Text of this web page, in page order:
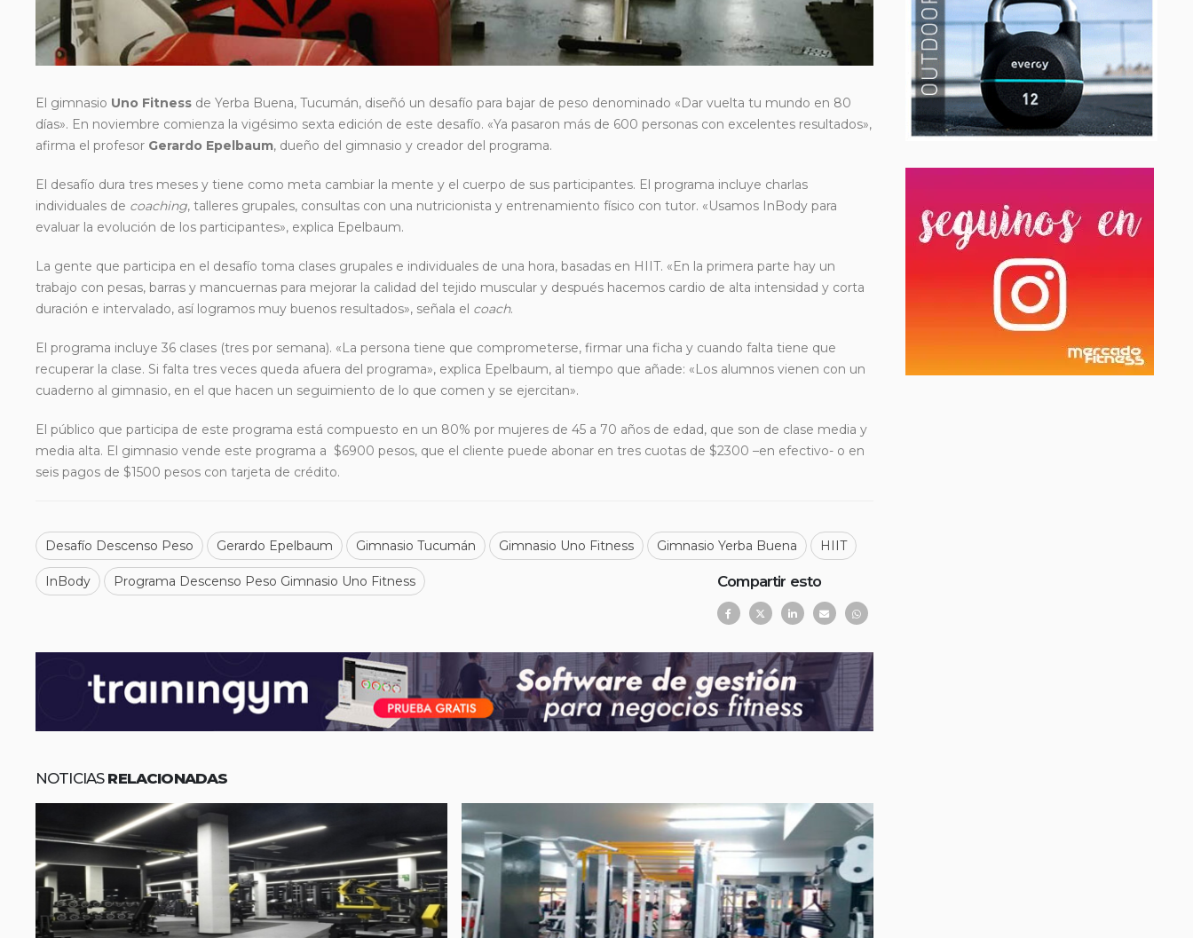
El gimnasio Uno Fitness de Yerba Buena, Tucumán, diseñó un desafío para bajar de peso denominado «Dar vuelta tu mundo en 80
días». En noviembre comienza la vigésimo sexta edición de este desafío. «Ya pasaron más de 600 personas con excelentes resultados»,
afirma el profesor Gerardo Epelbaum, dueño del gimnasio y creador del programa.
El desafío dura tres meses y tiene como meta cambiar la mente y el cuerpo de sus participantes. El programa incluye charlas
individuales de coaching, talleres grupales, consultas con una nutricionista y entrenamiento físico con tutor. «Usamos InBody para
evaluar la evolución de los participantes», explica Epelbaum.
La gente que participa en el desafío toma clases grupales e individuales de una hora, basadas en HIIT. «En la primera parte hay un
trabajo con pesas, barras y mancuernas para mejorar la calidad del tejido muscular y después hacemos cardio de alta intensidad y corta
duración e intervalado, así logramos muy buenos resultados», señala el coach.
El programa incluye 36 clases (tres por semana). «La persona tiene que comprometerse, firmar una ficha y cuando falta tiene que
recuperar la clase. Si falta tres veces queda afuera del programa», explica Epelbaum, al tiempo que añade: «Los alumnos vienen con un
cuaderno al gimnasio, en el que hacen un seguimiento de lo que comen y se ejercitan».
El público que participa de este programa está compuesto en un 80% por mujeres de 45 a 70 años de edad, que son de clase media y
media alta. El gimnasio vende este programa a $6900 pesos, que el cliente puede abonar en tres cuotas de $2300 –en efectivo- o en
seis pagos de $1500 pesos con tarjeta de crédito.
Desafío Descenso Peso Gerardo Epelbaum Gimnasio Tucumán Gimnasio Uno Fitness Gimnasio Yerba Buena HIIT
InBody Programa Descenso Peso Gimnasio Uno Fitness Compartir esto
NOTICIAS RELACIONADAS